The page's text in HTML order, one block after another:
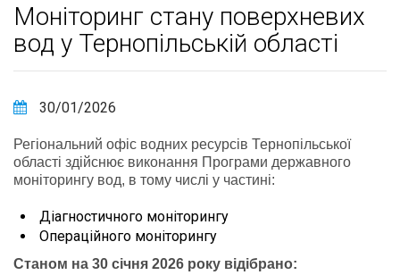
Моніторинг стану поверхневих
вод у Тернопільській області
30/01/2026
Регіональний офіс водних ресурсів Тернопільської
області здійснює виконання Програми державного
моніторингу вод, в тому числі у частині:
Діагностичного моніторингу
Операційного моніторингу
Станом на 30 січня 2026 року відібрано: